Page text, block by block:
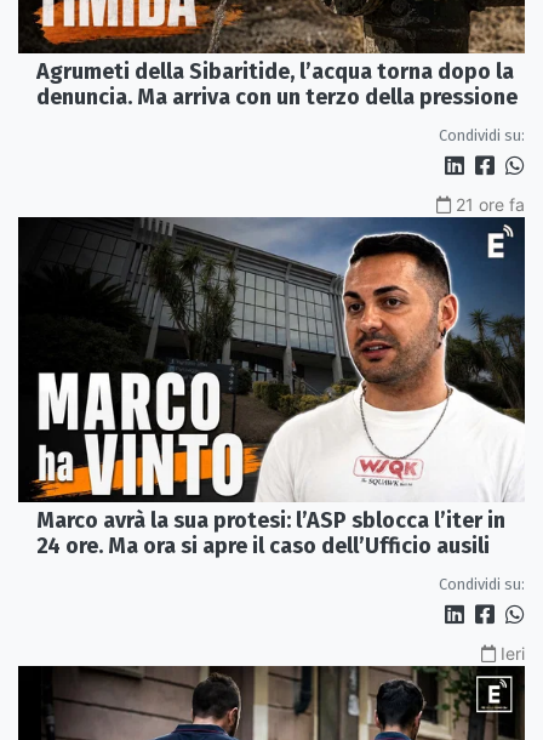
Agrumeti della Sibaritide, l’acqua torna dopo la
denuncia. Ma arriva con un terzo della pressione
Condividi su:
21 ore fa
Marco avrà la sua protesi: l’ASP sblocca l’iter in
24 ore. Ma ora si apre il caso dell’Ufficio ausili
Condividi su:
Ieri